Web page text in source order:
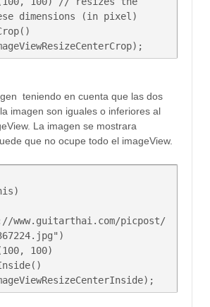
dimensions (in pixel)
teniendo en cuenta que las dos
imagen son iguales o inferiores al
La imagen se mostrara
que no ocupe todo el imageView.
www.guitarthai.com/picpost/